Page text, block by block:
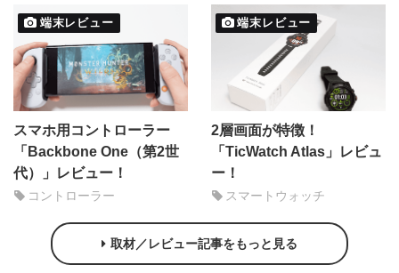
端末レビュー
スマホ用コントローラー
「Backbone One（第2世
代）」レビュー！
コントローラー
端末レビュー
2層画面が特徴！
「TicWatch Atlas」レビュ
ー！
スマートウォッチ
取材／レビュー記事をもっと見る